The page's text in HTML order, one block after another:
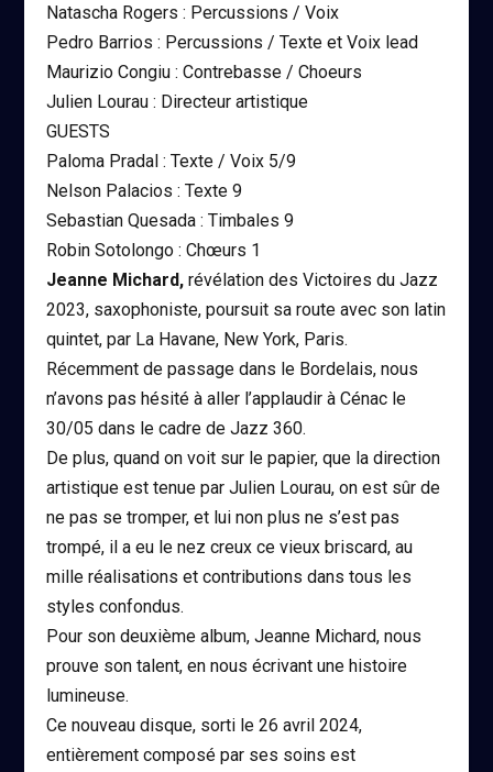
Natascha Rogers : Percussions / Voix
Pedro Barrios : Percussions / Texte et Voix lead
Maurizio Congiu : Contrebasse / Choeurs
Julien Lourau : Directeur artistique
GUESTS
Paloma Pradal : Texte / Voix 5/9
Nelson Palacios : Texte 9
Sebastian Quesada : Timbales 9
Robin Sotolongo : Chœurs 1
Jeanne Michard, révélation des Victoires du Jazz
2023, saxophoniste, poursuit sa route avec son latin
quintet, par La Havane, New York, Paris.
Récemment de passage dans le Bordelais, nous
n’avons pas hésité à aller l’applaudir à Cénac le
30/05 dans le cadre de Jazz 360.
De plus, quand on voit sur le papier, que la direction
artistique est tenue par Julien Lourau, on est sûr de
ne pas se tromper, et lui non plus ne s’est pas
trompé, il a eu le nez creux ce vieux briscard, au
mille réalisations et contributions dans tous les
styles confondus.
Pour son deuxième album, Jeanne Michard, nous
prouve son talent, en nous écrivant une histoire
lumineuse.
Ce nouveau disque, sorti le 26 avril 2024,
entièrement composé par ses soins est